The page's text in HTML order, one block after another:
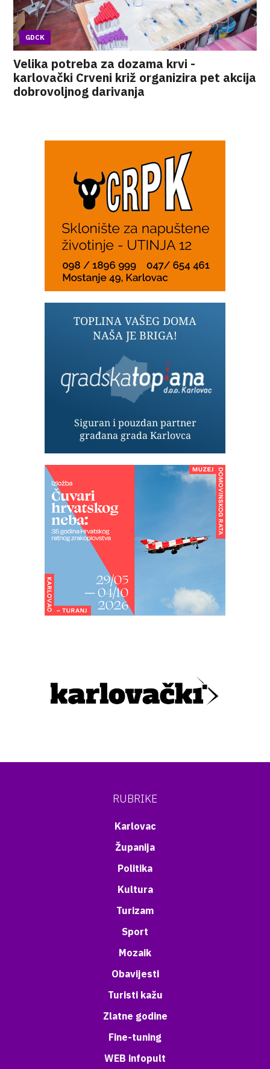
GDCK
Velika potreba za dozama krvi -
karlovački Crveni križ organizira pet akcija
dobrovoljnog darivanja
RUBRIKE
Karlovac
Županija
Politika
Kultura
Turizam
Sport
Mozaik
Obavijesti
Turisti kažu
Zlatne godine
Fine-tuning
WEB infopult